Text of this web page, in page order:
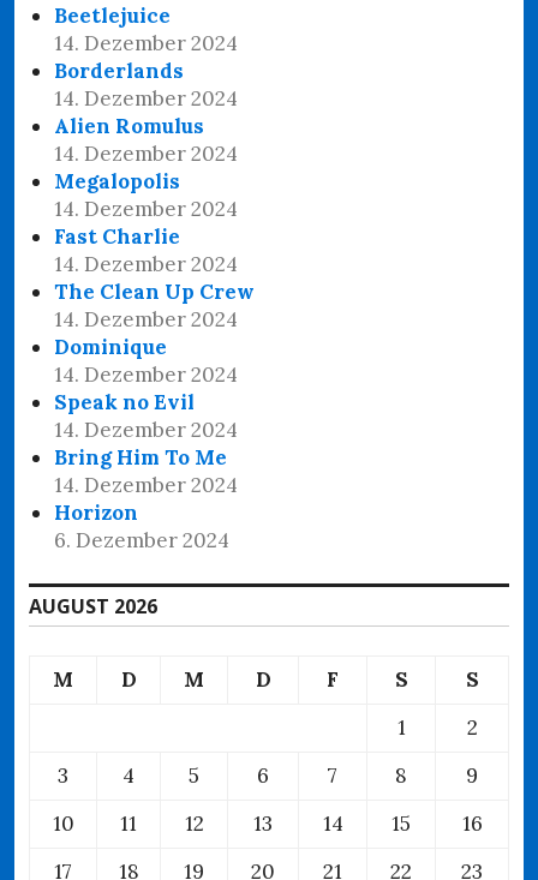
Beetlejuice
14. Dezember 2024
Borderlands
14. Dezember 2024
Alien Romulus
14. Dezember 2024
Megalopolis
14. Dezember 2024
Fast Charlie
14. Dezember 2024
The Clean Up Crew
14. Dezember 2024
Dominique
14. Dezember 2024
Speak no Evil
14. Dezember 2024
Bring Him To Me
14. Dezember 2024
Horizon
6. Dezember 2024
AUGUST 2026
M D M D F S
S
1
2
3
4 5 6 7 8
9
10
11 12 13 14 15
16
17
18 19 20 21 22 23